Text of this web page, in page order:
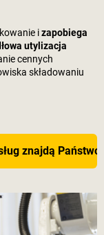
izapobiega
utylizacja
cennych
składowaniu
znajdą Państwo